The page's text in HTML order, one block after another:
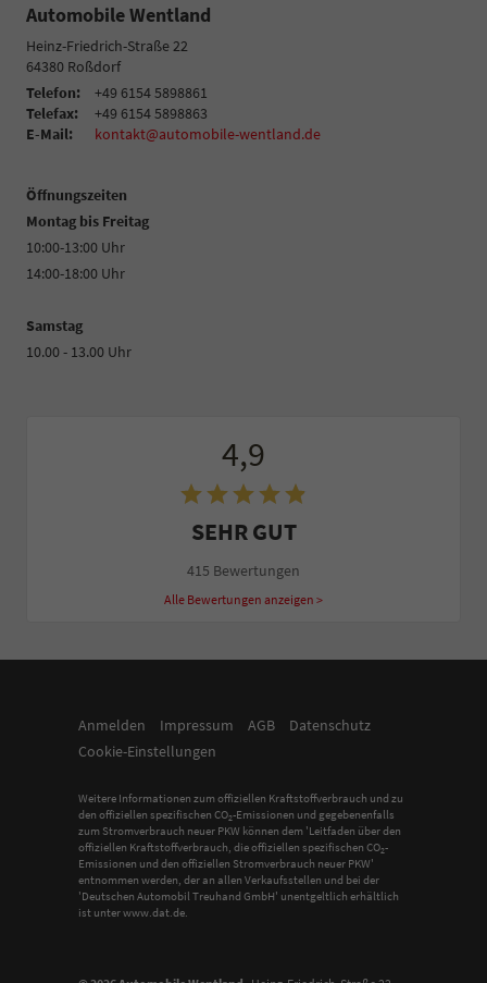
Automobile Wentland
Heinz-Friedrich-Straße 22
64380 Roßdorf
Telefon:
+49 6154 5898861
Telefax:
+49 6154 5898863
E-Mail:
kontakt@automobile-wentland.de
Öffnungszeiten
Montag bis Freitag
10:00-13:00 Uhr
14:00-18:00 Uhr
Samstag
10.00 - 13.00 Uhr
4,9
SEHR GUT
415 Bewertungen
Alle Bewertungen anzeigen >
Anmelden Impressum AGB
Datenschutz
Cookie-Einstellungen
Weitere Informationen zum offiziellen Kraftstoffverbrauch und zu
den offiziellen spezifischen CO2-Emissionen und gegebenenfalls
zum Stromverbrauch neuer PKW können dem 'Leitfaden über den
offiziellen Kraftstoffverbrauch, die offiziellen spezifischen CO2-
Emissionen und den offiziellen Stromverbrauch neuer PKW'
entnommen werden, der an allen Verkaufsstellen und bei der
'Deutschen Automobil Treuhand GmbH' unentgeltlich erhältlich
ist unter www.dat.de.